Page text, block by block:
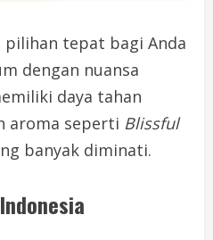
pilihan tepat bagi Anda
dengan nuansa
daya tahan
aroma seperti Blissful
banyak diminati.